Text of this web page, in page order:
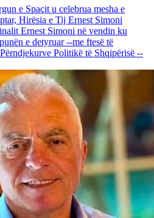
e Spaçit u celebrua mesha e
Hirësia e Tij Ernest Simoni
Ernest Simoni në vendin ku
e detyruar --me ftesë të
Politikë të Shqipërisë --